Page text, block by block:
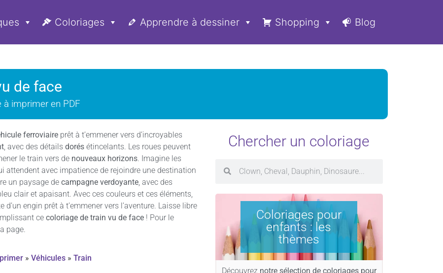
Coloriages Apprendre à dessiner Shopping Blog
de face
à imprimer en PDF
ferroviaire prêt à t’emmener vers d’incroyables
, avec des détails dorés étincelants. Les roues peuvent
le train vers de nouveaux horizons. Imagine les
attendent avec impatience de rejoindre une destination
un paysage de campagne verdoyante, avec des
clair et apaisant. Avec ces couleurs et ces éléments,
engin prêt à t’emmener vers l’aventure. Laisse libre
ce coloriage de train vu de face ! Pour le
page.
»Véhicules »Train
Chercher un coloriage
Coloriages pour
enfants : les
thèmes
Découvrez notre sélection de coloriages pour